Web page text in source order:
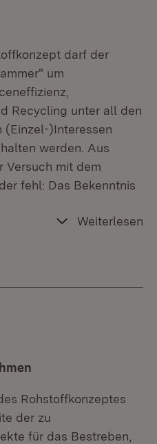
darf der
um
Recycling unter all den
)Interessen
werden. Aus
Versuch mit dem
fehl: Das Bekenntnis
Weiterlesen
Rohstoffkonzeptes
der zu
für das Bestreben,